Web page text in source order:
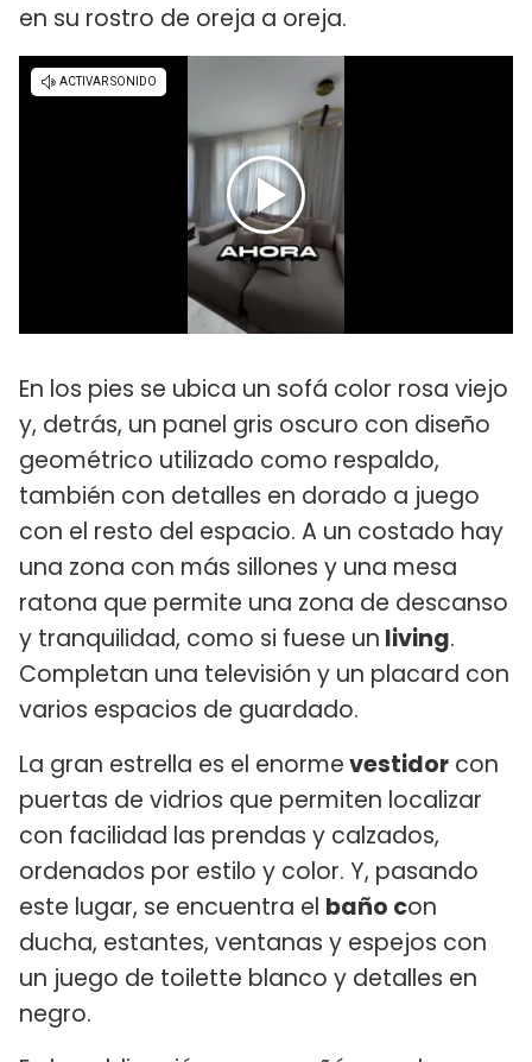
en su rostro de oreja a oreja.
En los pies se ubica un sofá color rosa viejo
y, detrás, un panel gris oscuro con diseño
geométrico utilizado como respaldo,
también con detalles en dorado a juego
con el resto del espacio. A un costado hay
una zona con más sillones y una mesa
ratona que permite una zona de descanso
y tranquilidad, como si fuese un living.
Completan una televisión y un placard con
varios espacios de guardado.
La gran estrella es el enormevestidor con
puertas de vidrios que permiten localizar
con facilidad las prendas y calzados,
ordenados por estilo y color. Y, pasando
este lugar, se encuentra el baño con
ducha, estantes, ventanas y espejos con
un juego de toilette blanco y detalles en
negro.